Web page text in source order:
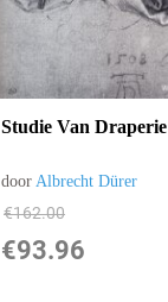
Studie Van Draperie
doorAlbrecht Dürer
€162.00
€93.96